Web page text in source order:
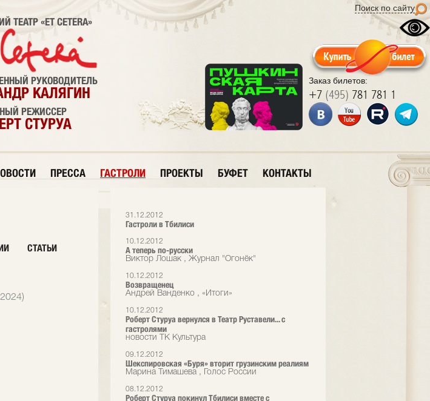
Поиск по сайту
Заказ билетов:
+7 (495) 781 781 1
ТЕАТР «ET CETERA»
РУКОВОДИТЕЛЬ
КАЛЯГИН
РЕЖИССЕР
СТУРУА
ПРЕССА ГАСТРОЛИ ПРОЕКТЫ БУФЕТ КОНТАКТЫ
31.12.2012
Гастроли в Тбилиси
10.12.2012
А теперь по-русски
Виктор Лошак , Журнал "Огонёк"
10.12.2012
Возвращенец
Андрей Ванденко , «Итоги»
10.12.2012
Роберт Стуруа вернулся в Театр Руставели... с
гастролями
новости ТК Культура
09.12.2012
Шекспировская «Буря» вторит грузинским реалиям
Марина Тимашева , Голос России
08.12.2012
Роберт Стуруа покинул Тбилиси вместе с
СТАТЬИ